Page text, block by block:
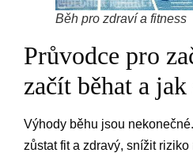
Běh pro zdraví a fitness
Průvodce pro
začít běhat a
Výhody běhu jsou
zůstat fit a zdravý, snížit